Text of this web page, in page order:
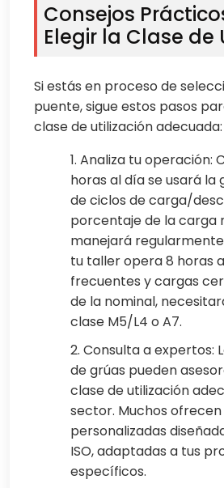
Consejos
Elegir la Clase de
Si estás en proceso de
puente, sigue estos pasos
clase de utilización adecuada:
1. Analiza tu operación:
horas al día se usará la
de ciclos de carga/
porcentaje de la carga
manejará
tu taller opera 8 horas
frecuentes y cargas
de la nominal,
clase M5/L4 o A7.
2. Consulta a expertos:
de grúas pueden
clase de utilización
sector. Muchos ofrecen
personalizadas
ISO, adaptadas a tus
específicos.